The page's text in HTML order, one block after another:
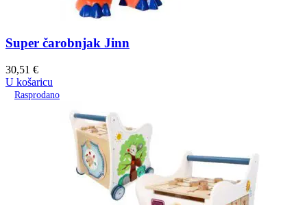
Super čarobnjak Jinn
30,51 €
U košaricu
Rasprodano